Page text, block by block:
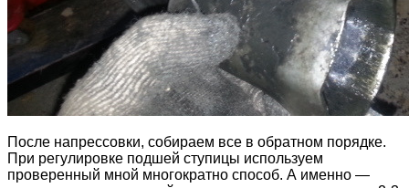
После напрессовки, собираем все в обратном порядке.
При регулировке подшей ступицы используем
проверенный мной многократно способ. А именно —